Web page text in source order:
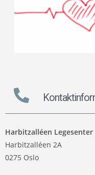
Harbitzalléen Legesenter
Harbitzalléen 2A
0275 Oslo